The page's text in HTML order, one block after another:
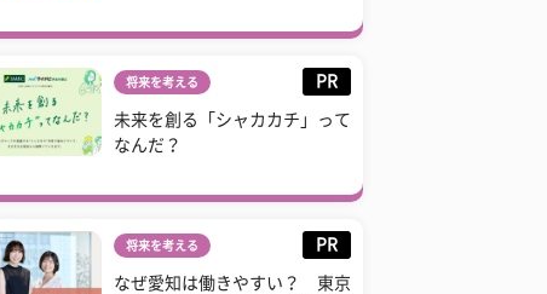
将来を考える PR
未来を創る「シャカカチ」って
なんだ？
将来を考える PR
なぜ愛知は働きやすい？ 東京